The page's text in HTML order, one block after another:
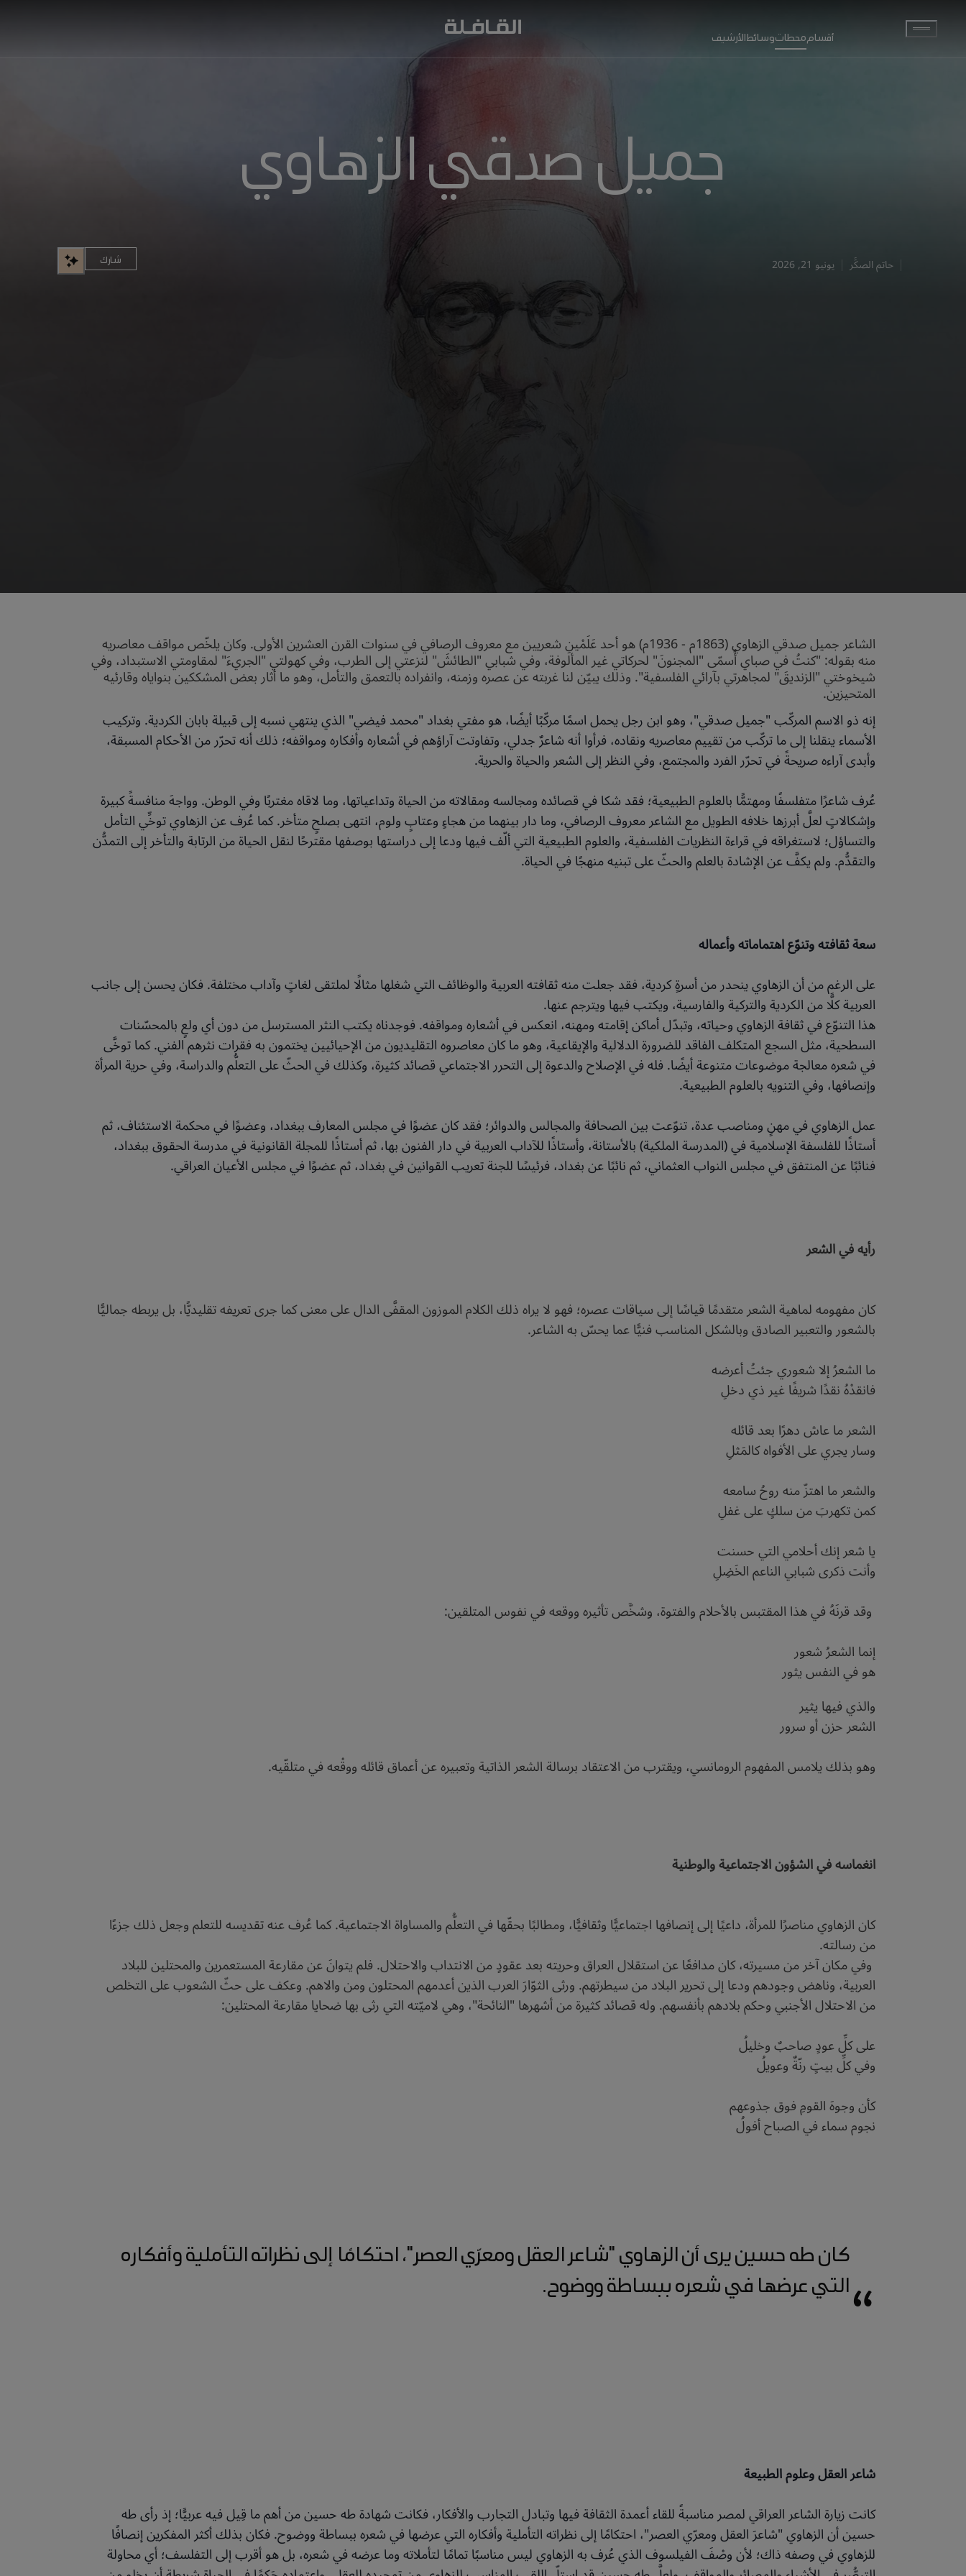
أقسام محطاتوسائطالأرشيف
جميل صدقي الزهاوي
حاتم الصكََر يونيو 21, 2026 شارك
الشاعر جميل صدقي الزهاوي (1863م - 1936م) هو أحد عَلَمْينِ شعريين مع معروف الرصافي في سنوات القرن العشرين الأولى. وكان يلخّص مواقف معاصريه
منه بقوله: "كنتُ في صباي أُسمّى "المجنونَ" لحركاتي غير المألوفة، وفي شبابي "الطائشَ" لنزعتي إلى الطرب، وفي كهولتي "الجريءَ" لمقاومتي الاستبداد، وفي
شيخوختي "الزنديقَ" لمجاهرتي بآرائي الفلسفية". وذلك يبيّن لنا غربته عن عصره وزمنه، وانفراده بالتعمق والتأمل، وهو ما أثار بعض المشككين بنواياه وقارئيه
المتحيزين.
إنه ذو الاسم المركّب "جميل صدقي"، وهو ابن رجل يحمل اسمًا مركّبًا أيضًا، هو مفتي بغداد "محمد فيضي" الذي ينتهي نسبه إلى قبيلة بابان الكردية. وتركيب
الأسماء ينقلنا إلى ما تركّب من تقييم معاصريه ونقاده، فرأوا أنه شاعرٌ جدلي، وتفاوتت آراؤهم في أشعاره وأفكاره ومواقفه؛ ذلك أنه تحرّر من الأحكام المسبقة،
وأبدى آراءه صريحةً في تحرّر الفرد والمجتمع، وفي النظر إلى الشعر والحياة والحرية.
عُرف شاعرًا متفلسفًا ومهتمًّا بالعلوم الطبيعية؛ فقد شكا في قصائده ومجالسه ومقالاته من الحياة وتداعياتها، وما لاقاه مغتربًا وفي الوطن. وواجهَ منافسةً كبيرة
وإشكالاتٍ لعلَّ أبرزها خلافه الطويل مع الشاعر معروف الرصافي، وما دار بينهما من هجاءٍ وعتابٍ ولوم، انتهى بصلحٍ متأخر. كما عُرف عن الزهاوي توخِّي التأمل
والتساؤل؛ لاستغراقه في قراءة النظريات الفلسفية، والعلوم الطبيعية التي ألّف فيها ودعا إلى دراستها بوصفها مقترحًا لنقل الحياة من الرتابة والتأخر إلى التمدُّن
والتقدُّم. ولم يكفَّ عن الإشادة بالعلم والحثّ على تبنيه منهجًا في الحياة.
سعة ثقافته وتنوّع اهتماماته وأعماله
على الرغم من أن الزهاوي ينحدر من أسرةٍ كردية، فقد جعلت منه ثقافته العربية والوظائف التي شغلها مثالًا لملتقى لغاتٍ وآداب مختلفة. فكان يحسن إلى جانب
العربية كلًّا من الكردية والتركية والفارسية، ويكتب فيها ويترجم عنها.
هذا التنوّع في ثقافة الزهاوي وحياته، وتبدّل أماكن إقامته ومهنه، انعكس في أشعاره ومواقفه. فوجدناه يكتب النثر المسترسل من دون أي ولعٍ بالمحسّنات
السطحية، مثل السجع المتكلف الفاقد للضرورة الدلالية والإيقاعية، وهو ما كان معاصروه التقليديون من الإحيائيين يختمون به فقرات نثرهم الفني. كما توخَّى
في شعره معالجة موضوعات متنوعة أيضًا. فله في الإصلاح والدعوة إلى التحرر الاجتماعي قصائد كثيرة، وكذلك في الحثّ على التعلُّم والدراسة، وفي حرية المرأة
وإنصافها، وفي التنويه بالعلوم الطبيعية.
عمل الزهاوي في مهنٍ ومناصب عدة، تنوّعت بين الصحافة والمجالس والدوائر؛ فقد كان عضوًا في مجلس المعارف ببغداد، وعضوًا في محكمة الاستئناف، ثم
أستاذًا للفلسفة الإسلامية في (المدرسة الملكية) بالأستانة، وأستاذًا للآداب العربية في دار الفنون بها، ثم أستاذًا للمجلة القانونية في مدرسة الحقوق ببغداد،
فنائبًا عن المنتفق في مجلس النواب العثماني، ثم نائبًا عن بغداد، فرئيسًا للجنة تعريب القوانين في بغداد، ثم عضوًا في مجلس الأعيان العراقي.
رأيه في الشعر
كان مفهومه لماهية الشعر متقدمًا قياسًا إلى سياقات عصره؛ فهو لا يراه ذلك الكلام الموزون المقفَّى الدال على معنى كما جرى تعريفه تقليديًّا، بل يربطه جماليًّا
بالشعور والتعبير الصادق وبالشكل المناسب فنيًّا عما يحسّ به الشاعر.
ما الشعرُ إلا شعوري جئتُ أعرضه
فانقدْهُ نقدًا شريفًا غير ذي دخلِ
الشعر ما عاش دهرًا بعد قائله
وسار يجري على الأفواه كالمَثلِ
والشعر ما اهتزّ منه روحُ سامعه
كمن تكهربَ من سلكٍ على غفلِ
يا شعر إنك أحلامي التي حسنت
وأنت ذكرى شبابي الناعم الخَضِلِ
وقد قرنَهُ في هذا المقتبس بالأحلام والفتوة، وشخَّص تأثيره ووقعه في نفوس المتلقين:
إنما الشعرُ شعور
هو في النفس يثور
والذي فيها يثير
الشعر حزن أو سرور
وهو بذلك يلامس المفهوم الرومانسي، ويقترب من الاعتقاد برسالة الشعر الذاتية وتعبيره عن أعماق قائله ووقْعه في متلقّيه.
انغماسه في الشؤون الاجتماعية والوطنية
كان الزهاوي مناصرًا للمرأة، داعيًا إلى إنصافها اجتماعيًّا وثقافيًّا، ومطالبًا بحقّها في التعلُّم والمساواة الاجتماعية. كما عُرف عنه تقديسه للتعلم وجعل ذلك جزءًا
من رسالته.
وفي مكان آخر من مسيرته، كان مدافعًا عن استقلال العراق وحريته بعد عقودٍ من الانتداب والاحتلال. فلم يتوانَ عن مقارعة المستعمرين والمحتلين للبلاد
العربية، وناهض وجودهم ودعا إلى تحرير البلاد من سيطرتهم. ورثى الثوّارَ العرب الذين أعدمهم المحتلون ومن والاهم. وعكف على حثّ الشعوب على التخلص
من الاحتلال الأجنبي وحكم بلادهم بأنفسهم. وله قصائد كثيرة من أشهرها "النائحة"، وهي لاميّته التي رثى بها ضحايا مقارعة المحتلين:
على كلِّ عودٍ صاحبٌ وخليلُ
وفي كلِّ بيتٍ رنّةٌ وعويلُ
كأن وجوهَ القومِ فوق جذوعهم
نجوم سماء في الصباح أفولُ
“
كان طه حسين يرى أن الزهاوي "شاعر العقل ومعرّي العصر"، احتكامًا إلى نظراته التأملية وأفكاره
التي عرضها في شعره ببساطة ووضوح.
شاعر العقل وعلوم الطبيعة
كانت زيارة الشاعر العراقي لمصر مناسبةً للقاء أعمدة الثقافة فيها وتبادل التجارب والأفكار، فكانت شهادة طه حسين من أهم ما قِيل فيه عربيًّا؛ إذ رأى طه
حسين أن الزهاوي "شاعرَ العقل ومعرّي العصر"، احتكامًا إلى نظراته التأملية وأفكاره التي عرضها في شعره ببساطة ووضوح. فكان بذلك أكثر المفكرين إنصافًا
للزهاوي في وصفه ذاك؛ لأن وصْفَ الفيلسوف الذي عُرف به الزهاوي ليس مناسبًا تمامًا لتأملاته وما عرضه في شعره، بل هو أقرب إلى التفلسف؛ أي محاولة